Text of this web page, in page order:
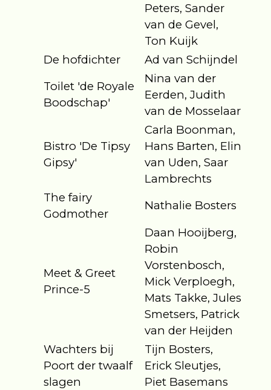
Peters, Sander
van de Gevel,
Ton Kuijk
De hofdichter
Ad van Schijndel
Toilet 'de Royale
Boodschap'
Nina van der
Eerden, Judith
van de Mosselaar
Bistro 'De Tipsy
Gipsy'
Carla Boonman,
Hans Barten, Elin
van Uden, Saar
Lambrechts
The fairy
Godmother
Nathalie Bosters
Meet & Greet
Prince-5
Daan Hooijberg,
Robin
Vorstenbosch,
Mick Verploegh,
Mats Takke, Jules
Smetsers, Patrick
van der Heijden
Wachters bij
Poort der twaalf
slagen
Tijn Bosters,
Erick Sleutjes,
Piet Basemans